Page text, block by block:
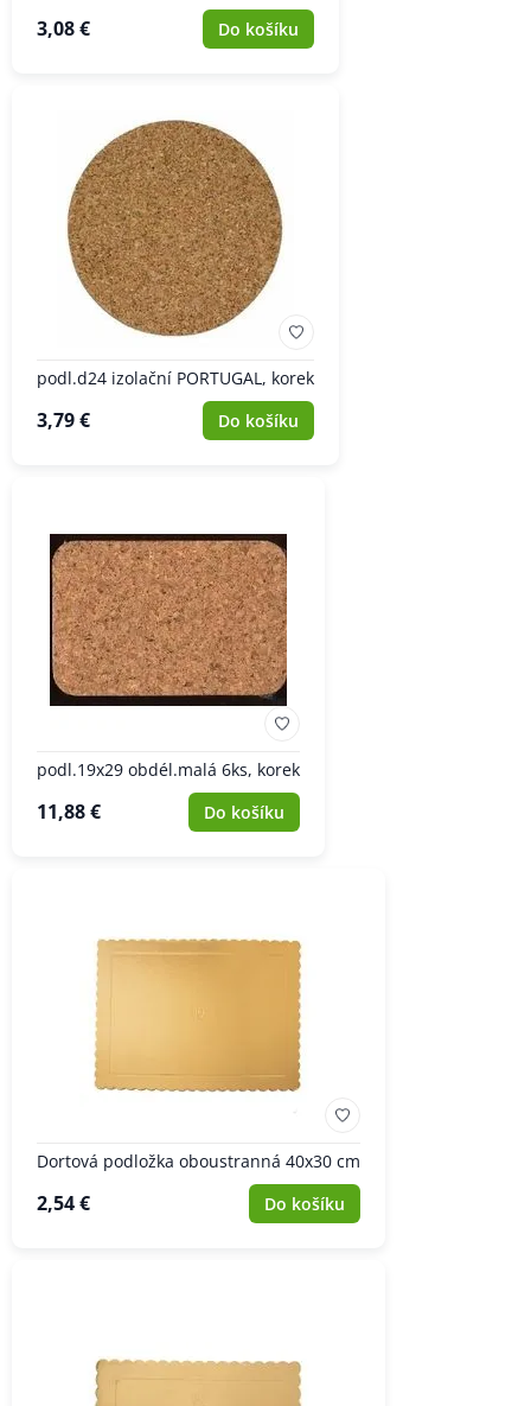
3,08 € Do košíku
podl.d24 izolační PORTUGAL, korek
3,79 € Do košíku
podl.19x29 obdél.malá 6ks, korek
11,88 € Do košíku
Dortová podložka oboustranná 40x30 cm
2,54 € Do košíku